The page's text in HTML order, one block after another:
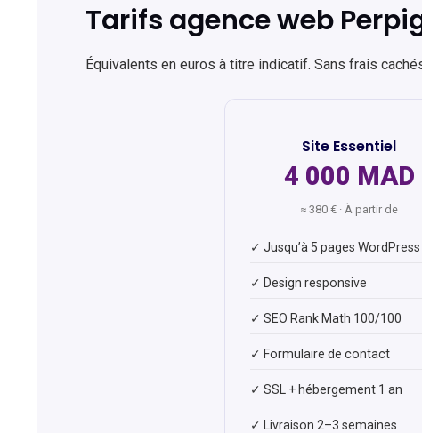
Tarifs agence web
Équivalents en euros à titre indicatif. Sans frais
Site Essentiel
4 000 MAD
≈ 380 € · À partir de
✓ Jusqu’à 5 pages WordPress
✓ Design responsive
✓ SEO Rank Math 100/100
✓ Formulaire de contact
✓ SSL + hébergement 1 an
✓ Livraison 2–3 semaines